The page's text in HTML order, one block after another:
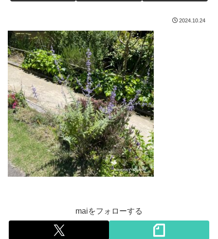
2024.10.24
maiをフォローする